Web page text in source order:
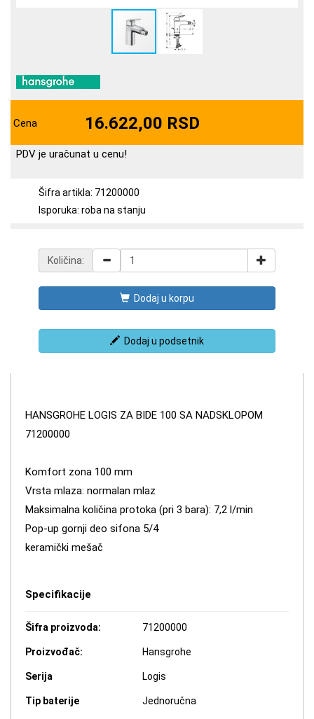
Cena 16.622,00 RSD
PDV je uračunat u cenu!
Šifra artikla: 71200000
Isporuka: roba na stanju
Količina:
Dodaj u korpu
Dodaj u podsetnik
HANSGROHE LOGIS ZA BIDE 100 SA NADSKLOPOM
71200000
Komfort zona 100 mm
Vrsta mlaza: normalan mlaz
Maksimalna količina protoka (pri 3 bara): 7,2 l/min
Pop-up gornji deo sifona 5/4
keramički mešač
Specifikacije
Šifra proizvoda: 71200000
Proizvođač: Hansgrohe
Serija Logis
Tip baterije Jednoručna